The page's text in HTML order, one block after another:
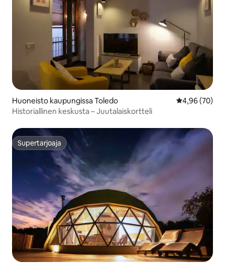
Huoneisto kaupungissa Toledo
4,96 (70)
Historiallinen keskusta – Juutalaiskortteli
Supertarjoaja
Supertarjoaja